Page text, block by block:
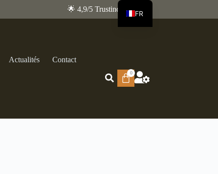
🌟 4,9/5 Trustindex
Actualités Contact
0
FR
EN